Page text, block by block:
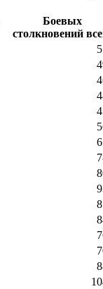
Боевых
столкновений